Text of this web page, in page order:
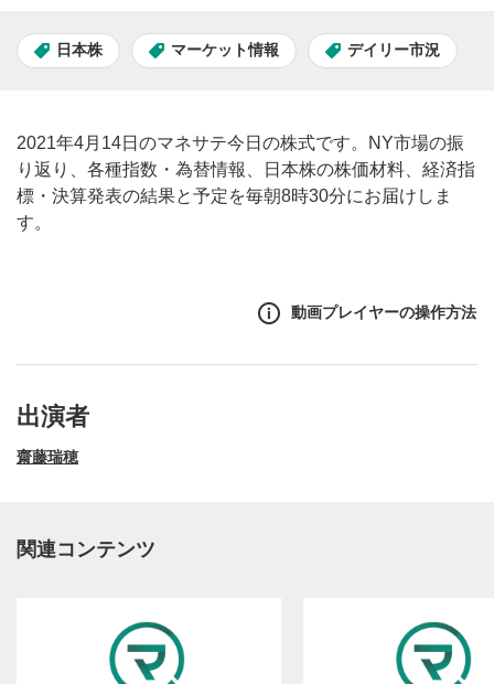
日本株 マーケット情報 デイリー市況
2021年4月14日のマネサテ今日の株式です。NY市場の振
り返り、各種指数・為替情報、日本株の株価材料、経済指
標・決算発表の結果と予定を毎朝8時30分にお届けしま
す。
動画プレイヤーの操作方法
出演者
齋藤瑞穂
関連コンテンツ